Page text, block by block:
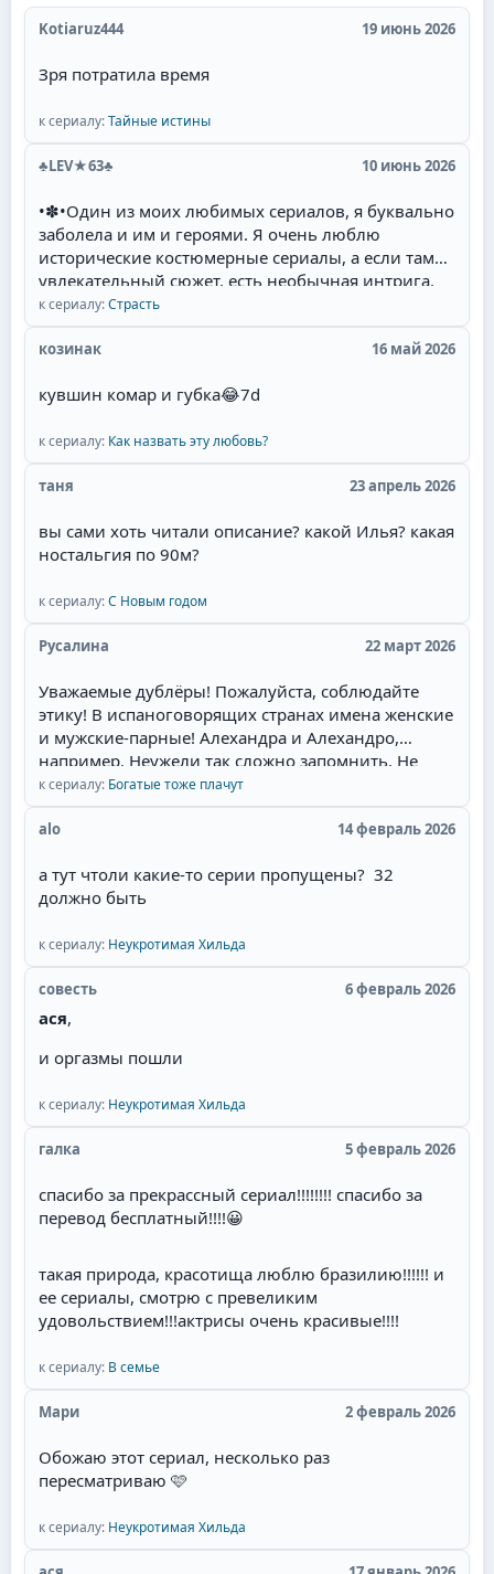
Kotiaruz444 19 июнь 2026
Зря потратила время
к сериалу:Тайные истины
♣LEV★63♣ 10 июнь 2026
•✽•Один из моих любимых сериалов, я буквально
заболела и им и героями. Я очень люблю
исторические костюмерные сериалы, а если там
увлекательный сюжет, есть необычная интрига,
красивые талантливые актёры(Фернандо Колунга,
Себастьян Рульи, Уильям Леви) и их
великолепная игра, то для меня наслаждение
захватывающий сюжет, съёмки в живописных
полное соответствие эпохе, великолепные наряды
актёров и конечно любимая тема в романах и
сериалах- ненависть перерастающая в бешеную
сюжета. у меня даже сложилась мысль, что это
экранизация одного из дамских любовных
которые мечтала увидеть на экране. Привлек сам
образ главного героя - пират.Отдельный респект
за отсутствие моего "любимейшего" сюжетного
ложится с ним, и героиня это видит. Потом
злодейка объявляет о беременности, и герой, как
честный человек, женится. Причём он может
противиться, но героиня сама его отпускает к
другой, мол, ты должен, там ребёнок. При этом
она часто сама беременна. И она выходит замуж
за давно влюблённого в неё парня, но в постель
героя. Советую всем посмотреть необычную
историю любви пирата!
к сериалу:Страсть
козинак 16 май 2026
кувшин комар и губка😂7d
к сериалу: Как назвать эту любовь?
таня 23 апрель 2026
вы сами хоть читали описание? какой Илья? какая
ностальгия по 90м?
к сериалу:С Новым годом
Русалина 22 март 2026
Уважаемые дублёры! Пожалуйста, соблюдайте
этику! В испаноговорящих странах имена женские
и мужские-парные! Алехандра и Алехандро,
например. Неужели так сложно запомнить. Не
валите всё в одну кучу! Сантьяга - режет ухо!
Мужские имена имеют окончание -о, а женские,
соответственно -а.
к сериалу: Богатые тоже плачут
alo 14 февраль 2026
а тут чтоли какие-то серии пропущены? 32
должно быть
к сериалу: Неукротимая Хильда
совесть 6 февраль 2026
ася,
и оргазмы пошли
к сериалу: Неукротимая Хильда
галка 5 февраль 2026
спасибо за прекрассный сериал!!!!!!!! спасибо за
перевод бесплатный!!!!😀
такая природа, красотища люблю бразилию!!!!!! и
ее сериалы, смотрю с превеликим
удовольствием!!!актрисы очень красивые!!!!
к сериалу: В семье
Мари 2 февраль 2026
Обожаю этот сериал, несколько раз
пересматриваю 🩷
к сериалу: Неукротимая Хильда